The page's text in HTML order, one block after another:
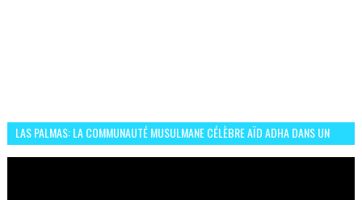
LAS PALMAS: LA COMMUNAUTÉ MUSULMANE CÉLÈBRE AÏD ADHA DANS UN